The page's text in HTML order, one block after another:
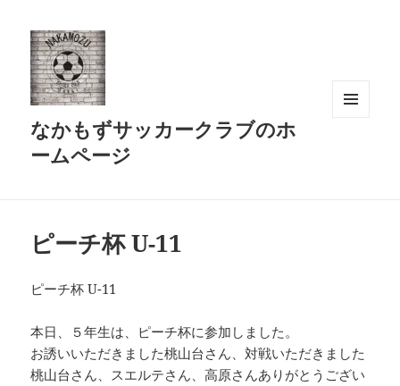
なかもずサッカークラブのホ
ームページ
ピーチ杯 U-11
ピーチ杯 U-11
本日、５年生は、ピーチ杯に参加しました。
お誘いいただきました桃山台さん、対戦いただきました
桃山台さん、スエルテさん、高原さんありがとうござい